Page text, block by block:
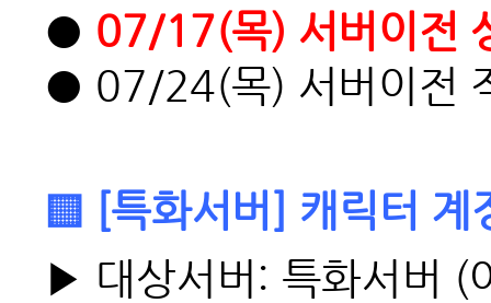
● 07/17(목) 서버이전
● 07/24(목) 서버이전
▒ [특화서버] 캐릭터 계
▶ 대상서버: 특화서버 (